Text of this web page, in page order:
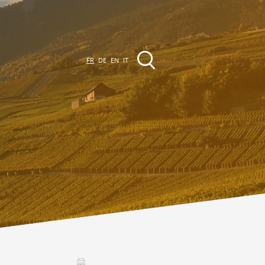
&
dans la région
des Manifestations
FR DE EN IT